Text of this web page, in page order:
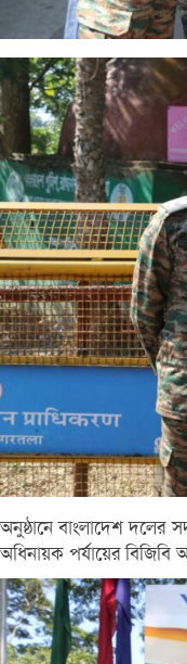
অনুষ্ঠানে বাংলাদেশ
অধিনায়ক পর্যায়ের বিজিবি